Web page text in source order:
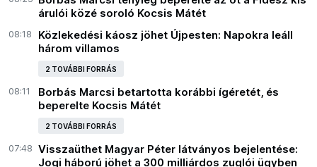
árulói közé soroló Kocsis Mátét
08:18
Közlekedési káosz jöhet Újpesten: Napokra leáll
három villamos
2 TOVÁBBI FORRÁS
08:11
Borbás Marcsi betartotta korábbi ígéretét, és
beperelte Kocsis Mátét
2 TOVÁBBI FORRÁS
07:48 Visszaüthet Magyar Péter látványos bejelentése:
Jogi háború jöhet a 300 milliárdos zuglói ügyben